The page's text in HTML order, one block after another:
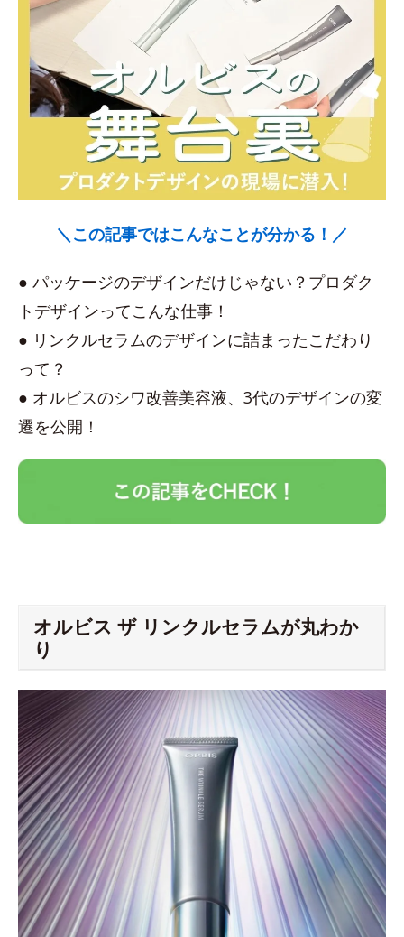
＼この記事ではこんなことが分かる！／
● パッケージのデザインだけじゃない？プロダク
トデザインってこんな仕事！
● リンクルセラムのデザインに詰まったこだわり
って？
● オルビスのシワ改善美容液、3代のデザインの変
遷を公開！
オルビス ザ リンクルセラムが丸わか
り